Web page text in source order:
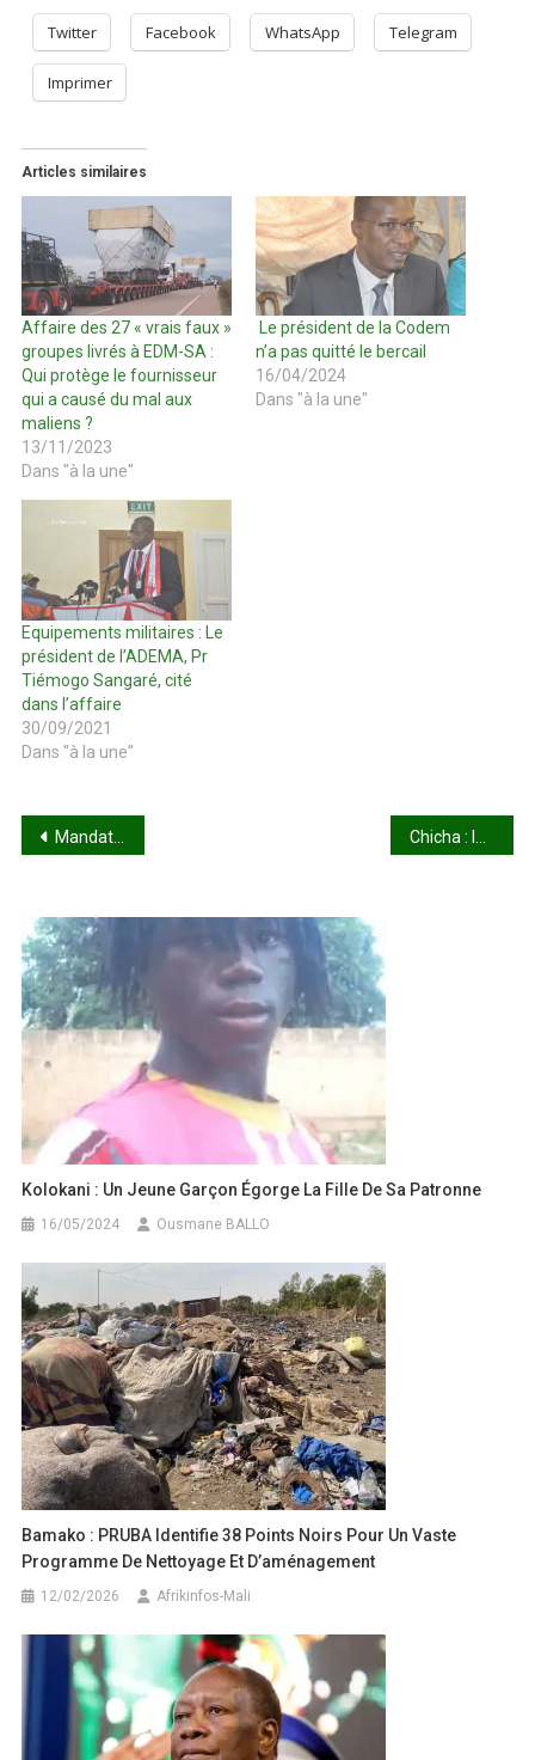
Twitter Facebook WhatsApp Telegram
Imprimer
Articles similaires
Affaire des 27 « vrais faux »
groupes livrés à EDM-SA :
Qui protège le fournisseur
qui a causé du mal aux
maliens ?
13/11/2023
Dans "à la une"
Le président de la Codem
n’a pas quitté le bercail
16/04/2024
Dans "à la une"
Equipements militaires : Le
président de l’ADEMA, Pr
Tiémogo Sangaré, cité
dans l’affaire
30/09/2021
Dans "à la une"
Navigation
l’article
Mandat d’arrêt international : Tieman Hubert Coulibaly réfute le rapport qui a ignoré le principe de la contradiction.
Kolokani : Un Jeune Garçon Égorge La Fille De Sa Patronne
16/05/2024 Ousmane BALLO
Bamako : PRUBA Identifie 38 Points Noirs Pour Un Vaste
Programme De Nettoyage Et D’aménagement
12/02/2026 Afrikinfos-Mali